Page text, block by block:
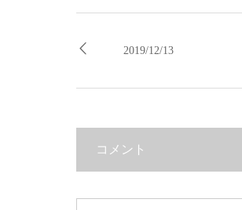
2019/12/13
コメント